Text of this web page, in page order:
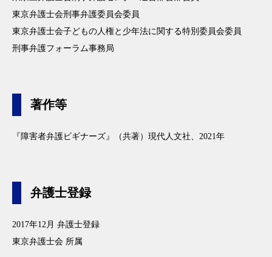
東京弁護士会刑事弁護委員会委員
東京弁護士会子どもの人権と少年法に関する特別委員会委員
刑事弁護フォーラム事務局
著作等
『障害者弁護ビギナーズ』（共著）現代人文社、2021年
弁護士登録
2017年12月 弁護士登録
東京弁護士会 所属